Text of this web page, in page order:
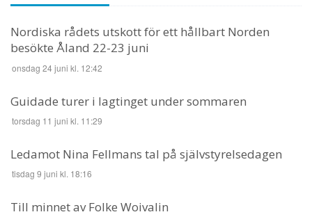
Nordiska rådets utskott för ett hållbart Norden
besökte Åland 22-23 juni
onsdag 24 juni kl. 12:42
Guidade turer i lagtinget under sommaren
torsdag 11 juni kl. 11:29
Ledamot Nina Fellmans tal på självstyrelsedagen
tisdag 9 juni kl. 18:16
Till minnet av Folke Woivalin